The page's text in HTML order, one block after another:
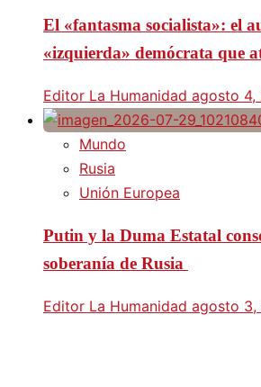
El «fantasma socialista»: el
«izquierda» demócrata que
Editor La Humanidad agosto 4,
Mundo
Rusia
Unión Europea
Putin y la Duma Estatal
soberanía de Rusia
Editor La Humanidad agosto 3,